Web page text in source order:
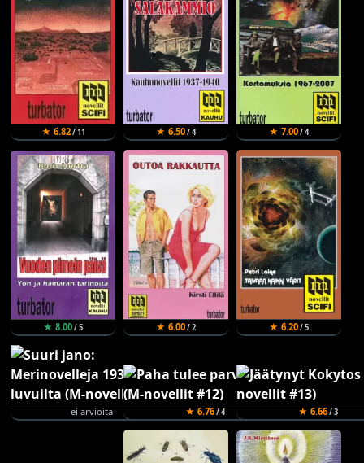
★ 6.82/ 11 ★ 6.50/ 4 ★ 7.00/ 4
★ 8.00/ 5 ★ 6.00/ 2 ★ 6.20/ 5
ei arvioita ★ 6.76/ 4 ★ 6.66/ 3